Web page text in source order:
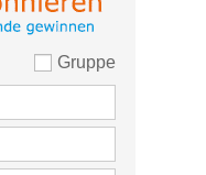
Gruppe